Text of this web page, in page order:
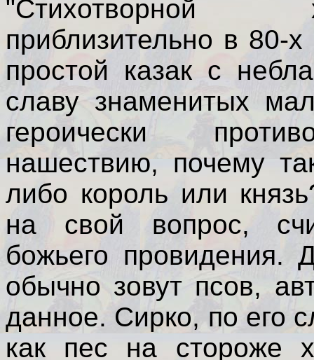
"Стихотворной
приблизительно в 80-х
простой казак с
славу знаменитых
героически
нашествию, почему
либо король или
на свой вопрос,
божьего провидения.
обычно зовут псов,
данное. Сирко, по его
как пес на стороже